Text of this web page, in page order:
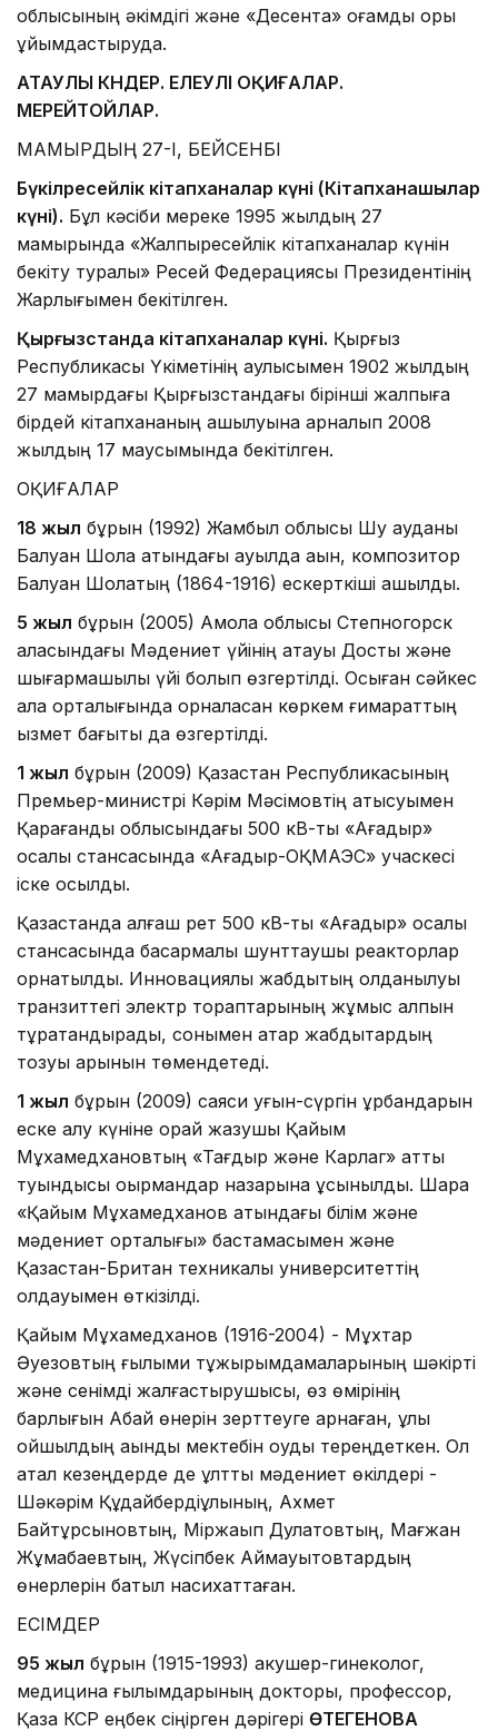
облысының әкімдігі және «Десента» қоғамдық қоры
ұйымдастыруда.
АТАУЛЫ КҮНДЕР. ЕЛЕУЛІ ОҚИҒАЛАР.
МЕРЕЙТОЙЛАР.
МАМЫРДЫҢ 27-І, БЕЙСЕНБІ
Бүкілресейлік кітапханалар күні (Кітапханашылар
күні). Бұл кәсіби мереке 1995 жылдың 27
мамырында «Жалпыресейлік кітапханалар күнін
бекіту туралы» Ресей Федерациясы Президентінің
Жарлығымен бекітілген.
Қырғызстанда кітапханалар күні. Қырғыз
Республикасы Үкіметінің қаулысымен 1902 жылдың
27 мамырдағы Қырғызстандағы бірінші жалпыға
бірдей кітапхананың ашылуына арналып 2008
жылдың 17 маусымында бекітілген.
ОҚИҒАЛАР
18 жыл бұрын (1992) Жамбыл облысы Шу ауданы
Балуан Шолақ атындағы ауылда ақын, композитор
Балуан Шолақтың (1864-1916) ескерткіші ашылды.
5 жыл бұрын (2005) Ақмола облысы Степногорск
қаласындағы Мәдениет үйінің атауы Достық және
шығармашылық үйі болып өзгертілді. Осыған сәйкес
қала орталығында орналасқан көркем ғимараттың
қызмет бағыты да өзгертілді.
1 жыл бұрын (2009) Қазақстан Республикасының
Премьер-министрі Кәрім Мәсімовтің қатысуымен
Қарағанды облысындағы 500 кВ-тық «Ағадыр»
қосалқы стансасында «Ағадыр-ОҚМАЭС» учаскесі
іске қосылды.
Қазақстанда алғаш рет 500 кВ-тық «Ағадыр» қосалқы
стансасында басқармалы шунттаушы реакторлар
орнатылды. Инновациялық жабдықтың қолданылуы
транзиттегі электр тораптарының жұмыс қалпын
тұрақтандырады, сонымен қатар жабдықтардың
тозуы қарқынын төмендетеді.
1 жыл бұрын (2009) саяси қуғын-сүргін құрбандарын
еске алу күніне орай жазушы Қайым
Мұхамедхановтың «Тағдыр және Карлаг» атты
туындысы оқырмандар назарына ұсынылды. Шара
«Қайым Мұхамедханов атындағы білім және
мәдениет орталығы» бастамасымен және
Қазақстан-Британ техникалық университеттің
қолдауымен өткізілді.
Қайым Мұхамедханов (1916-2004) - Мұхтар
Әуезовтың ғылыми тұжырымдамаларының шәкірті
және сенімді жалғастырушысы, өз өмірінің
барлығын Абай өнерін зерттеуге арнаған, ұлы
ойшылдың ақындық мектебін оқуды тереңдеткен. Ол
қатал кезеңдерде де ұлттық мәдениет өкілдері -
Шәкәрім Құдайбердіұлының, Ахмет
Байтұрсыновтың, Міржақып Дулатовтың, Мағжан
Жұмабаевтың, Жүсіпбек Аймауытовтардың
өнерлерін батыл насихаттаған.
ЕСІМДЕР
95 жыл бұрын (1915-1993) акушер-гинеколог,
медицина ғылымдарының докторы, профессор,
Қазақ КСР еңбек сіңірген дәрігері ӨТЕГЕНОВА